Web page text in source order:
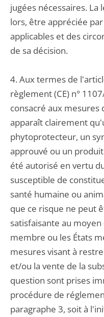
jugées nécessaires.
lors, être appréciée
applicables et des
de sa décision.
4. Aux termes de
règlement (CE) n°
consacré aux mesures
apparaît clairement
phytoprotecteur, un
approuvé ou un
été autorisé en vertu
susceptible de
santé humaine ou
que ce risque ne peut
satisfaisante au
membre ou les États
mesures visant à
et/ou la vente de la
question sont prises
procédure de
paragraphe 3, soit à